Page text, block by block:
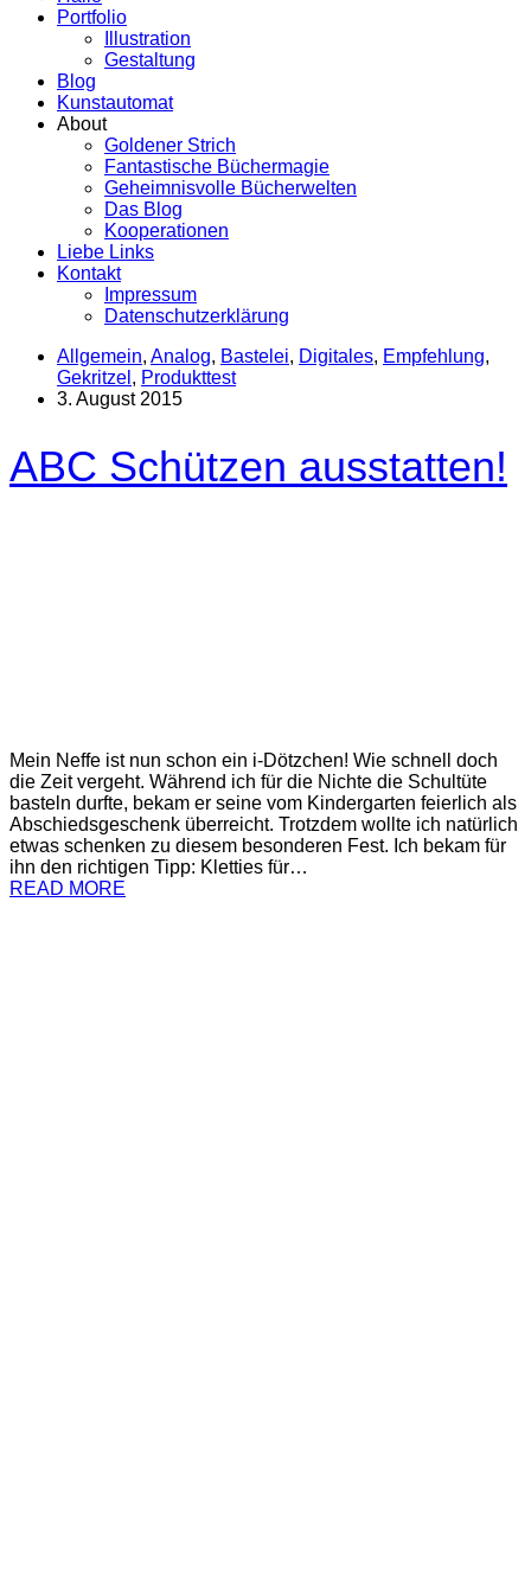
Portfolio
Illustration
Gestaltung
Blog
Kunstautomat
About
Goldener Strich
Fantastische Büchermagie
Geheimnisvolle Bücherwelten
Das Blog
Kooperationen
Liebe Links
Kontakt
Impressum
Datenschutzerklärung
Allgemein, Analog, Bastelei, Digitales, Empfehlung,
Gekritzel , Produkttest
3. August 2015
ABC Schützen ausstatten!
Mein Neffe ist nun schon ein i-Dötzchen! Wie schnell doch
die Zeit vergeht. Während ich für die Nichte die Schultüte
basteln durfte, bekam er seine vom Kindergarten feierlich als
Abschiedsgeschenk überreicht. Trotzdem wollte ich natürlich
etwas schenken zu diesem besonderen Fest. Ich bekam für
ihn den richtigen Tipp: Kletties für…
READ MORE